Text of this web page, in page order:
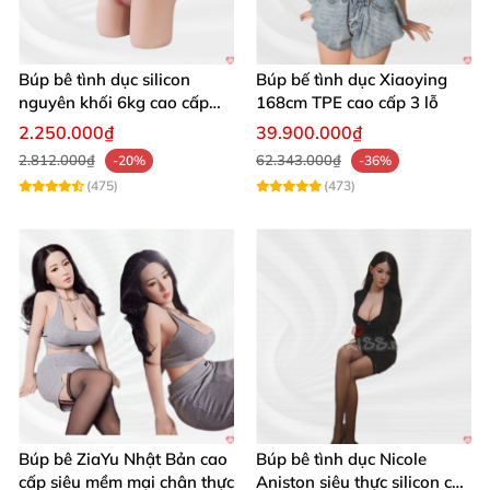
Búp bê tình dục silicon
nguyên khối 6kg cao cấp
giá rẻ sexy gợi cảm
2.250.000₫
2.812.000₫
-20%
(475)
Búp bế tình dục Xiaoying
168cm TPE cao cấp 3 lỗ
39.900.000₫
62.343.000₫
-36%
(473)
Búp bê ZiaYu Nhật Bản cao
cấp siêu mềm mại chân thực
Búp bê tình dục Nicole
Aniston siêu thực silicon cao